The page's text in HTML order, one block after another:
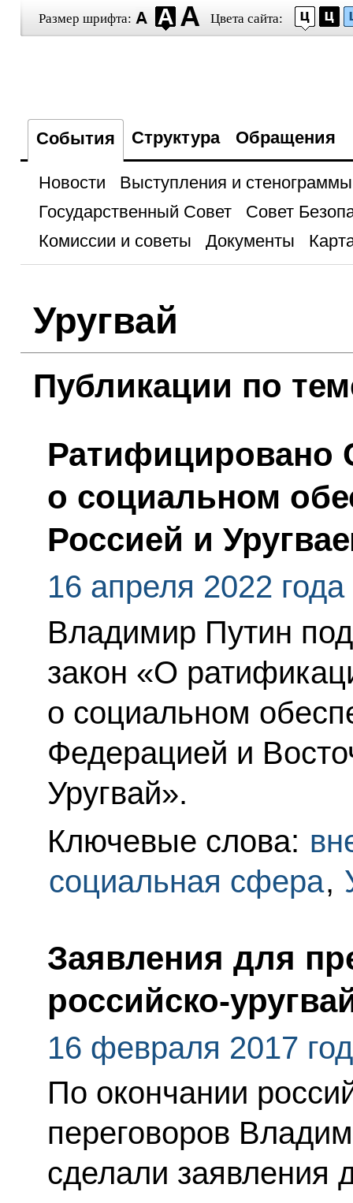
Размер шрифта: Цвета сайта:
События Структура Обращения
Новости
Выступления и стенограммы
Государственный Совет
Совет
Комиссии и советы
Документы
Уругвай
Публикации по
Ратифицировано
о социальном
Россией и
16 апреля 2022 года
Владимир Путин
закон «О
о социальном
Федерацией и
Уругвай».
Ключевые слова:
социальная сфера,
Заявления для
российско-
16 февраля 2017
По окончании
переговоров
сделали заявления